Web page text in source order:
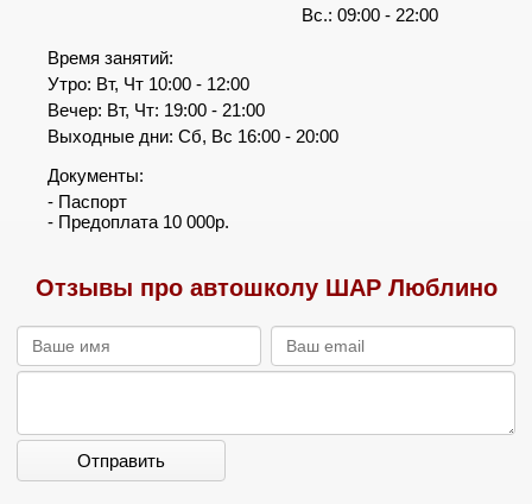
Вс.: 09:00 - 22:00
Время занятий:
Утро: Вт, Чт 10:00 - 12:00
Вечер: Вт, Чт: 19:00 - 21:00
Выходные дни: Сб, Вс 16:00 - 20:00
Документы:
- Паспорт
- Предоплата 10 000р.
Отзывы про автошколу ШАР Люблино
Отправить